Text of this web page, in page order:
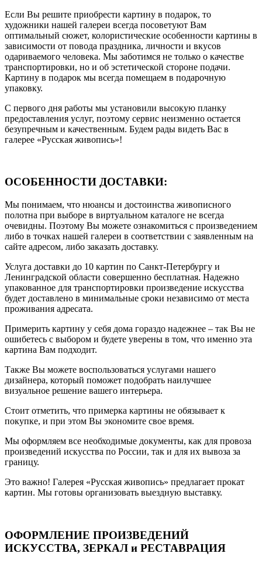
Если Вы решите приобрести картину в подарок, то
художники нашей галереи всегда посоветуют Вам
оптимальный сюжет, колористические особенности картины в
зависимости от повода праздника, личности и вкусов
одариваемого человека. Мы заботимся не только о качестве
транспортировки, но и об эстетической стороне подачи.
Картину в подарок мы всегда помещаем в подарочную
упаковку.
С первого дня работы мы установили высокую планку
предоставления услуг, поэтому сервис неизменно остается
безупречным и качественным. Будем рады видеть Вас в
галерее «Русская живопись»!
ОСОБЕННОСТИ ДОСТАВКИ:
Мы понимаем, что нюансы и достоинства живописного
полотна при выборе в виртуальном каталоге не всегда
очевидны. Поэтому Вы можете ознакомиться с произведением
либо в точках нашей галереи в соответствии с заявленным на
сайте адресом, либо заказать доставку.
Услуга доставки до 10 картин по Санкт-Петербургу и
Ленинградской области совершенно бесплатная. Надежно
упакованное для транспортировки произведение искусства
будет доставлено в минимальные сроки независимо от места
проживания адресата.
Примерить картину у себя дома гораздо надежнее – так Вы не
ошибетесь с выбором и будете уверены в том, что именно эта
картина Вам подходит.
Также Вы можете воспользоваться услугами нашего
дизайнера, который поможет подобрать наилучшее
визуальное решение вашего интерьера.
Стоит отметить, что примерка картины не обязывает к
покупке, и при этом Вы экономите свое время.
Мы оформляем все необходимые документы, как для провоза
произведений искусства по России, так и для их вывоза за
границу.
Это важно! Галерея «Русская живопись» предлагает прокат
картин. Мы готовы организовать выездную выставку.
ОФОРМЛЕНИЕ ПРОИЗВЕДЕНИЙ
ИСКУССТВА, ЗЕРКАЛ и РЕСТАВРАЦИЯ